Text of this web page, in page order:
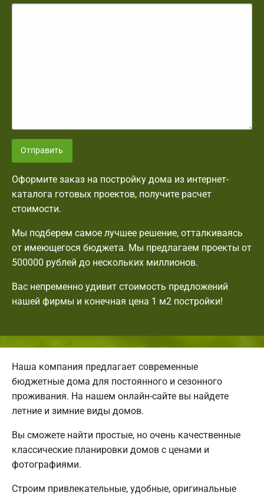
Отправить
Оформите заказ на постройку дома из интернет-
каталога готовых проектов, получите расчет
стоимости.
Мы подберем самое лучшее решение, отталкиваясь
от имеющегося бюджета. Мы предлагаем проекты от
500000 рублей до нескольких миллионов.
Вас непременно удивит стоимость предложений
нашей фирмы и конечная цена 1 м2 постройки!
Наша компания предлагает современные
бюджетные дома для постоянного и сезонного
проживания. На нашем онлайн-сайте вы найдете
летние и зимние виды домов.
Вы сможете найти простые, но очень качественные
классические планировки домов с ценами и
фотографиями.
Строим привлекательные, удобные, оригинальные